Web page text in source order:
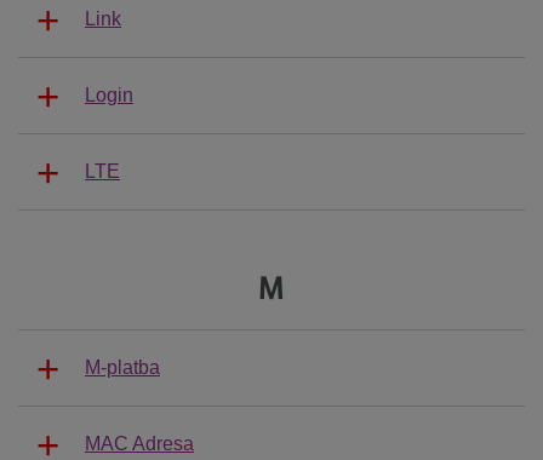
Link
Login
LTE
M
M-platba
MAC Adresa